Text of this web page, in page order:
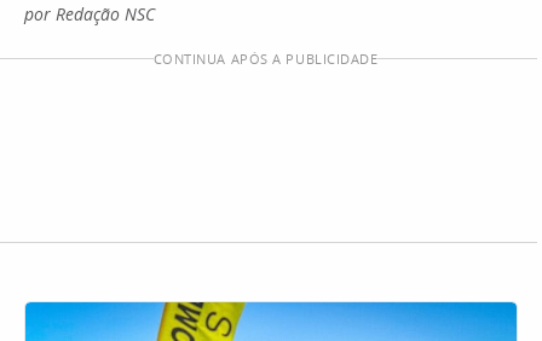
por Redação NSC
CONTINUA APÓS A PUBLICIDADE